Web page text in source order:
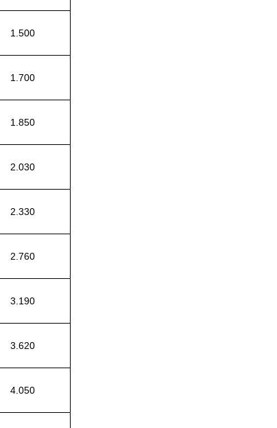
1.500
1.700
1.850
2.030
2.330
2.760
3.190
3.620
4.050